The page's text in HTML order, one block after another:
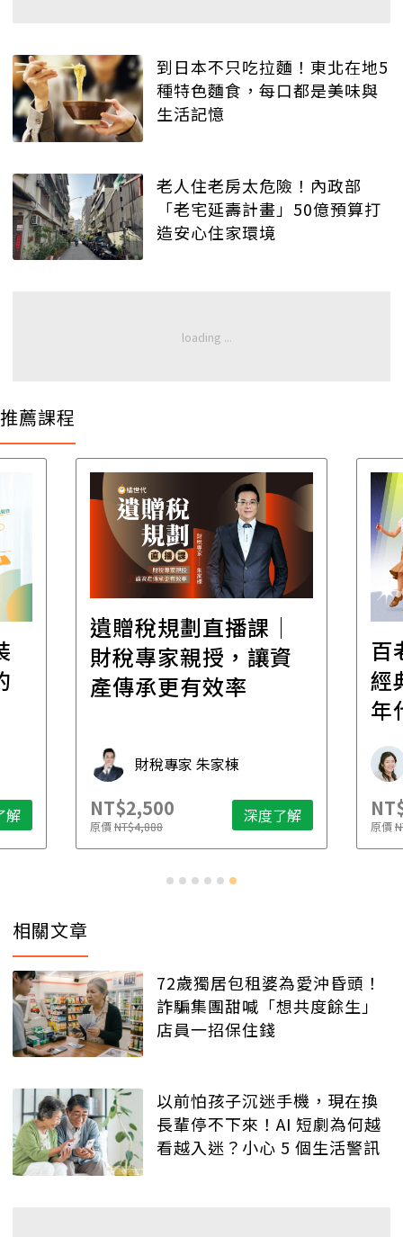
到日本不只吃拉麵！東北在地5
種特色麵食，每口都是美味與
生活記憶
老人住老房太危險！內政部
「老宅延壽計畫」50億預算打
造安心住家環境
推薦課程
解
遺贈稅規劃直播課│
財稅專家親授，讓資
產傳承更有效率
財稅專家 朱家棟
NT$2,500
原價NT$4,888 深度了解
百
經
年
原價
相關文章
72歲獨居包租婆為愛沖昏頭！
詐騙集團甜喊「想共度餘生」
店員一招保住錢
以前怕孩子沉迷手機，現在換
長輩停不下來！AI 短劇為何越
看越入迷？小心 5 個生活警訊